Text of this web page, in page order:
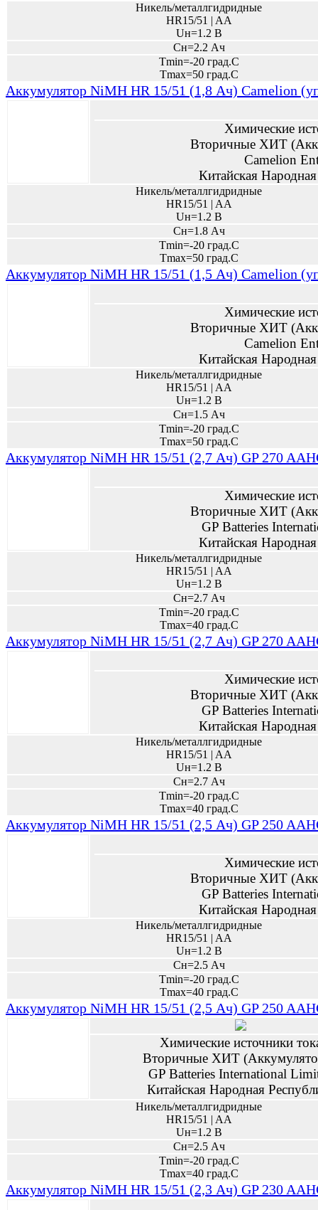
Никель/металлгидридные
HR15/51 | AA
Uн=1.2 В
Сн=2.2 Ач
Tmin=-20 град.С
Tmax=50 град.С
Аккумулятор NiMH HR 15/51 (1,8 Ач) Сamelion
Химические
Вторичные ХИТ
Camelion
Китайская
Никель/металлгидридные
HR15/51 | AA
Uн=1.2 В
Сн=1.8 Ач
Tmin=-20 град.С
Tmax=50 град.С
Аккумулятор NiMH HR 15/51 (1,5 Ач) Сamelion
Химические
Вторичные ХИТ
Camelion
Китайская
Никель/металлгидридные
HR15/51 | AA
Uн=1.2 В
Сн=1.5 Ач
Tmin=-20 град.С
Tmax=50 град.С
Аккумулятор NiMH HR 15/51 (2,7 Ач) GP 270
Химические
Вторичные ХИТ
GP Batteries
Китайская
Никель/металлгидридные
HR15/51 | AA
Uн=1.2 В
Сн=2.7 Ач
Tmin=-20 град.С
Tmax=40 град.С
Аккумулятор NiMH HR 15/51 (2,7 Ач) GP 270
Химические
Вторичные ХИТ
GP Batteries
Китайская
Никель/металлгидридные
HR15/51 | AA
Uн=1.2 В
Сн=2.7 Ач
Tmin=-20 град.С
Tmax=40 град.С
Аккумулятор NiMH HR 15/51 (2,5 Ач) GP 250
Химические
Вторичные ХИТ
GP Batteries
Китайская
Никель/металлгидридные
HR15/51 | AA
Uн=1.2 В
Сн=2.5 Ач
Tmin=-20 град.С
Tmax=40 град.С
Аккумулятор NiMH HR 15/51 (2,5 Ач) GP 250
Химические источники
Вторичные ХИТ
GP Batteries International
Китайская Народная
Никель/металлгидридные
HR15/51 | AA
Uн=1.2 В
Сн=2.5 Ач
Tmin=-20 град.С
Tmax=40 град.С
Аккумулятор NiMH HR 15/51 (2,3 Ач) GP 230